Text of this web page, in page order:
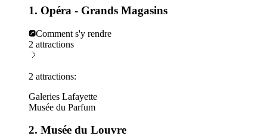
1. Opéra - Grands Magasins
Comment s'y rendre
2 attractions
2 attractions:
Galeries Lafayette
Musée du Parfum
2. Musée du Louvre